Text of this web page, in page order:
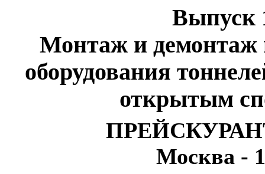
Выпуск
Монтаж и демонтаж
оборудования
открытым
Москва -